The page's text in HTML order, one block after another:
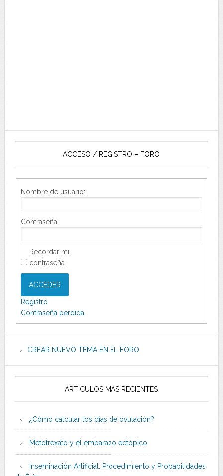
ACCESO / REGISTRO – FORO
Nombre de usuario:
Contraseña:
Recordar mi
contraseña
ACCEDER
Registro
Contraseña perdida
CREAR NUEVO TEMA EN EL FORO
ARTÍCULOS MÁS RECIENTES
¿Cómo calcular los días de ovulación?
Metotrexato y el embarazo ectópico
Inseminación Artificial: Procedimiento y Probabilidades